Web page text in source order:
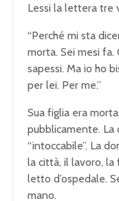
Lessi la lettera tre
“Perché mi sta
morta. Sei mesi fa.
sapessi. Ma io ho
per lei. Per me.”
Sua figlia era
pubblicamente. La
“intoccabile”. La
la città, il lavoro, la
letto d’ospedale.
mano.